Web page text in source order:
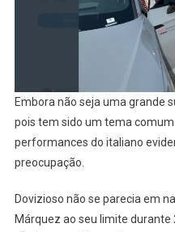
Embora não seja uma grande
pois tem sido um tema
performances do italiano
preocupação.
Dovizioso não se parecia em
Márquez ao seu limite